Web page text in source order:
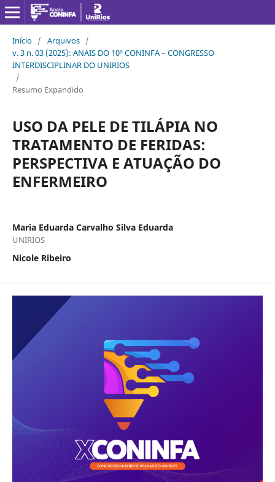
Início / Arquivos /
v. 3 n. 03 (2025): ANAIS DO 10º CONINFA – CONGRESSO
INTERDISCIPLINAR DO UNIRIOS
/
Resumo Expandido
USO DA PELE DE TILÁPIA NO
TRATAMENTO DE FERIDAS:
PERSPECTIVA E ATUAÇÃO DO
ENFERMEIRO
Maria Eduarda Carvalho Silva Eduarda
UNIRIOS
Nicole Ribeiro